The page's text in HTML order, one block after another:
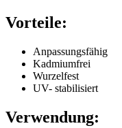
Vorteile:
Anpassungsfähig
Kadmiumfrei
Wurzelfest
UV- stabilisiert
Verwendung: